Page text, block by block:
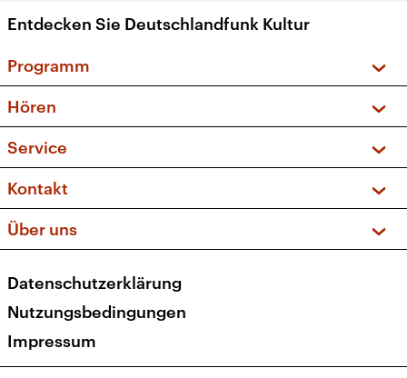
Entdecken Sie Deutschlandfunk Kultur
Programm
Sendungen und Podcasts
Musikliste
Kakadu – Das Kinderprogramm
Hören
Frequenzen (UKW + DAB+)
Service
FAQ
Apps
Newsletter
Veranstaltungen
Kontakt
Social Media
Über uns
Presse
Karriere
Transparenz
Datenschutzerklärung
Nutzungsbedingungen
Impressum